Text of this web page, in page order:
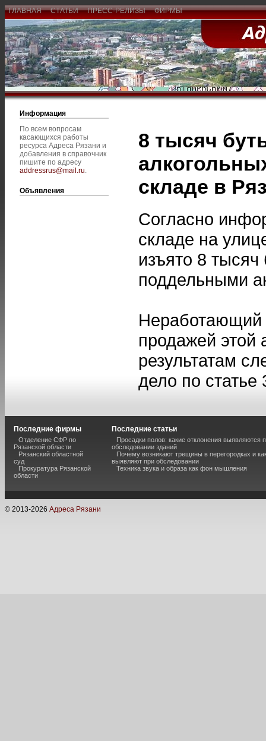
ГЛАВНАЯ СТАТЬИ ПРЕСС-РЕЛИЗЫ ФИРМЫ
Информация
По всем вопросам
касающихся работы
ресурса Адреса Рязани и
добавления в справочник
пишите по адресу
addressrus@mail.ru.
Объявления
8 тысяч
складе в
Согласно
складе на
изъято 8 тысяч
поддельными
Неработающий
продажей этой
результатам
дело по статье
Последние фирмы
Отделение СФР по
Рязанской области
Рязанский областной
суд
Прокуратура Рязанской
области
Последние статьи
Просадки полов: какие отклонения выявляются
обследовании зданий
Почему возникают трещины в перегородках и
выявляют при обследовании
Техника звука и образа как фон мышления
© 2013-2026 Адреса Рязани